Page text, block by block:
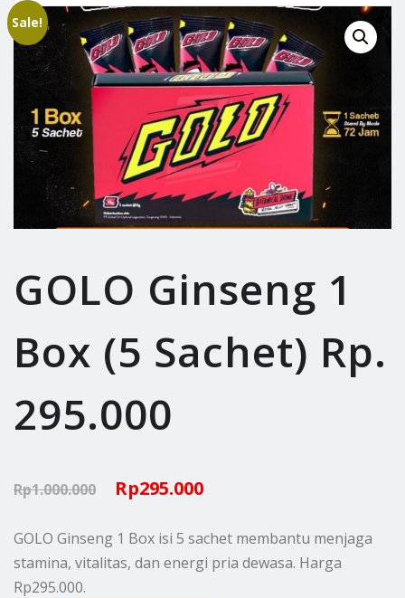
Sale!
GOLO Ginseng 1
Box (5 Sachet) Rp.
295.000
Rp1.000.000
Original
was:
Rp1.000.000.
Rp295.000
is:
Rp295.000.
GOLO Ginseng 1 Box isi 5 sachet membantu menjaga
stamina, vitalitas, dan energi pria dewasa. Harga
Rp295.000.